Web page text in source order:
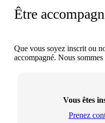
Être
Que vous soyez inscrit ou
accompagné. Nous
Vous êtes
Prenez